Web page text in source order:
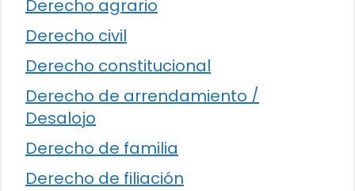
Derecho agrario
Derecho civil
Derecho constitucional
Derecho de arrendamiento /
Desalojo
Derecho de familia
Derecho de filiación